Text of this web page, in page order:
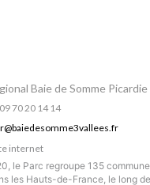
Baie de Somme
09 70 20 14 14
internet
le Parc regroupe 135
les Hauts-de-France, le long